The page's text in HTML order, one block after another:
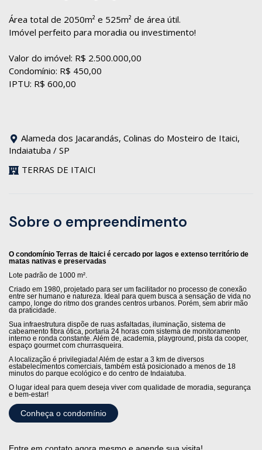
Área total de 2050m² e 525m² de área útil.
Imóvel perfeito para moradia ou investimento!
Valor do imóvel: R$ 2.500.000,00
Condomínio: R$ 450,00
IPTU: R$ 600,00
Alameda dos Jacarandás, Colinas do Mosteiro de Itaici,
Indaiatuba / SP
TERRAS DE ITAICI
Sobre o empreendimento
O condomínio Terras de Itaici é cercado por lagos e extenso território de
matas nativas e preservadas
Lote padrão de 1000 m².
Criado em 1980, projetado para ser um facilitador no processo de conexão
entre ser humano e natureza. Ideal para quem busca a sensação de vida no
campo, longe do ritmo dos grandes centros urbanos. Porém, sem abrir mão
da praticidade.
Sua infraestrutura dispõe de ruas asfaltadas, iluminação, sistema de
cabeamento fibra ótica, portaria 24 horas com sistema de monitoramento
interno e ronda constante. Além de, academia, playground, pista da cooper,
espaço gourmet com churrasqueira.
A localização é privilegiada! Além de estar a 3 km de diversos
estabelecimentos comerciais, também está posicionado a menos de 18
minutos do parque ecológico e do centro de Indaiatuba.
O lugar ideal para quem deseja viver com qualidade de moradia, segurança
e bem-estar!
Conheça o condomínio
Entre em contato agora mesmo e agende sua visita!